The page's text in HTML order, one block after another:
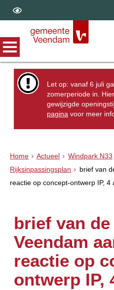
Let op: vanaf 6 juli
zomerperiode in.
gewijzigde
pagina voor meer
Home Actueel Windpark N33
Rijksinpassingsplan
brief van
reactie op concept-ontwerp IP, 4
brief van de
Veendam
reactie op
ontwerp IP,